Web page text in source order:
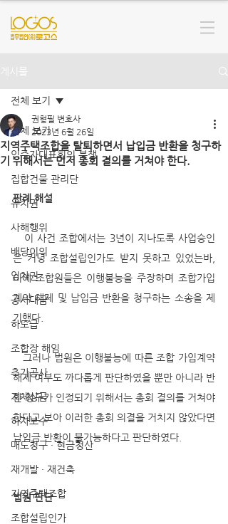
게시물
전체 보기
입주자대표회의 분쟁
집합건물 관리단
유치권
사해행위
배당이의
임차권
공사대금
하도급
조합장 해임
추가공사
지체상금
하자보수
매도청구 · 현금청산
재개발 · 재건축
지역주택조합
조합설립인가
전체 보기
지역주택조합을 탈퇴하면서 납입금 반환을 청구하
기 위해서는 먼저 총회 결의를 거쳐야 한다.
권형필 변호사
2023년 6월 26일
판례 해설
은 커녕 조합설립인가도 받지 못하고 있었는바,
이에 조합원들은 이행불능을 주장하며 조합가입
계약 해제 및 납입금 반환을 청구하는 소송을 제
기했다.
해제 여부도 까다롭게 판단하였을 뿐만 아니라 반
환 청구가 인정되기 위해서는 총회 결의를 거쳐야
한다고 보아 이러한 총회 의결을 거치지 않았다면
납입금 반환이 불가능하다고 판단하였다.
법원 판단